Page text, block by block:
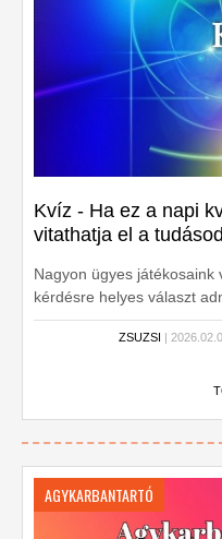
Kvíz - Ha ez a napi
vitathatja el a tudásod
Nagyon ügyes játékosaink
kérdésre helyes választ
is ilyen-e?
ZSUZSI |
AGYKARBANTARTÓ